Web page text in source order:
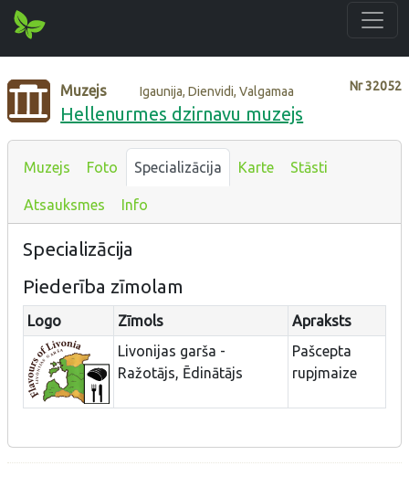
Nr32052
Muzejs Igaunija, Dienvidi, Valgamaa
Hellenurmes dzirnavu muzejs
Muzejs Foto Specializācija Karte Stāsti
Atsauksmes Info
Specializācija
Piederība zīmolam
Logo Zīmols
Apraksts
Livonijas garša -
Ražotājs, Ēdinātājs
Pašcepta
rupjmaize